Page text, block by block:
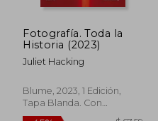
Fotografía. Toda la
Historia (2023)
Juliet Hacking
Blume, 2023, 1 Edición,
Tapa Blanda. Con
Sobrecubierta, Nuevo